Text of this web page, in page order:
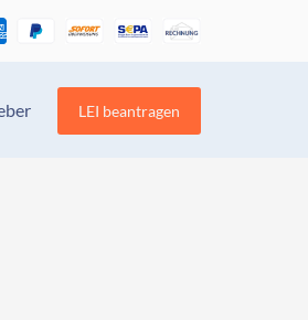
LEI beantragen